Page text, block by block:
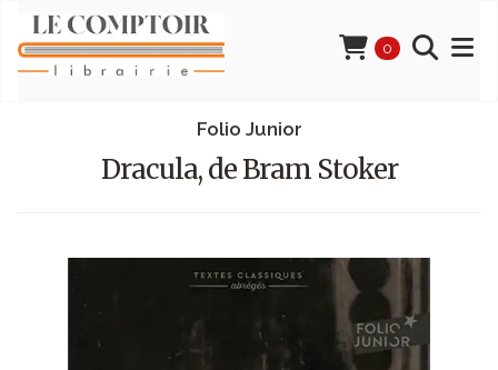
0
Folio Junior
Dracula, de Bram Stoker